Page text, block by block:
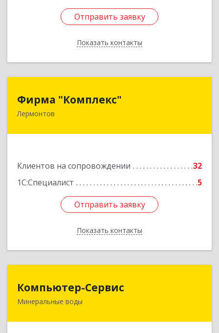
Отправить заявку
Показать контакты
Отправить заявку
Назад
Фирма "Комплекс"
Лермонтов
Клиентов на сопровождении
32
1С:Специалист
5
Отправить заявку
Показать контакты
357348, Ставропольский край, Лермонтов г,
Отправить заявку
Назад
Компьютер-Сервис
Минеральные воды
357202, Ставропольский край, Минеральные